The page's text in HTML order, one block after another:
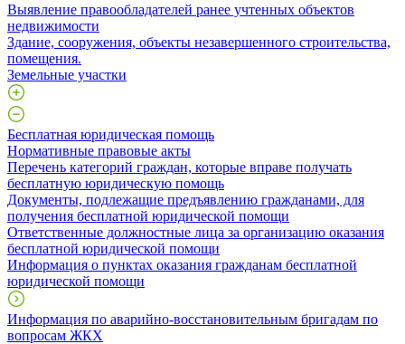
Выявление правообладателей ранее учтенных объектов
недвижимости
​Здание, сооружения, объекты незавершенного строительства,
помещения.
Земельные участки
Бесплатная юридическая помощь
Нормативные правовые акты
Перечень категорий граждан, которые вправе получать
бесплатную юридическую помощь
Документы, подлежащие предъявлению гражданами, для
получения бесплатной юридической помощи
Ответственные должностные лица за организацию оказания
бесплатной юридической помощи
Информация о пунктах оказания гражданам бесплатной
юридической помощи
Информация по аварийно-восстановительным бригадам по
вопросам ЖКХ